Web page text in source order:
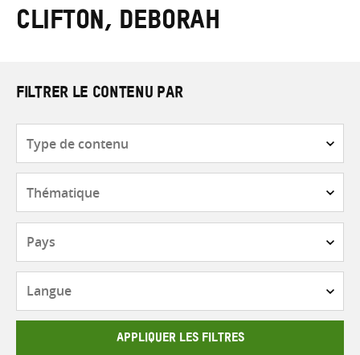
les
termes
Clifton, Deborah
FILTRER LE CONTENU PAR
contenu
APPLIQUER LES FILTRES